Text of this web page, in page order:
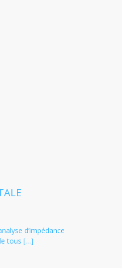
d’impédance
tous […]